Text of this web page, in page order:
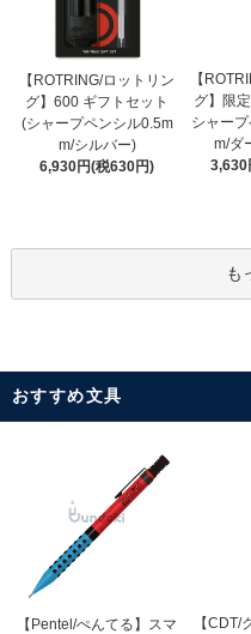
【ROTRING/ロットリン
グ】600 ギフトセット
(シャープペンシル0.5m
m/シルバー)
6,930円(税630円)
【
グ】限
シャー
m/ダ
3,630
も
おすすめ文具
【Pentel/ぺんてる】スマ
【CDT/